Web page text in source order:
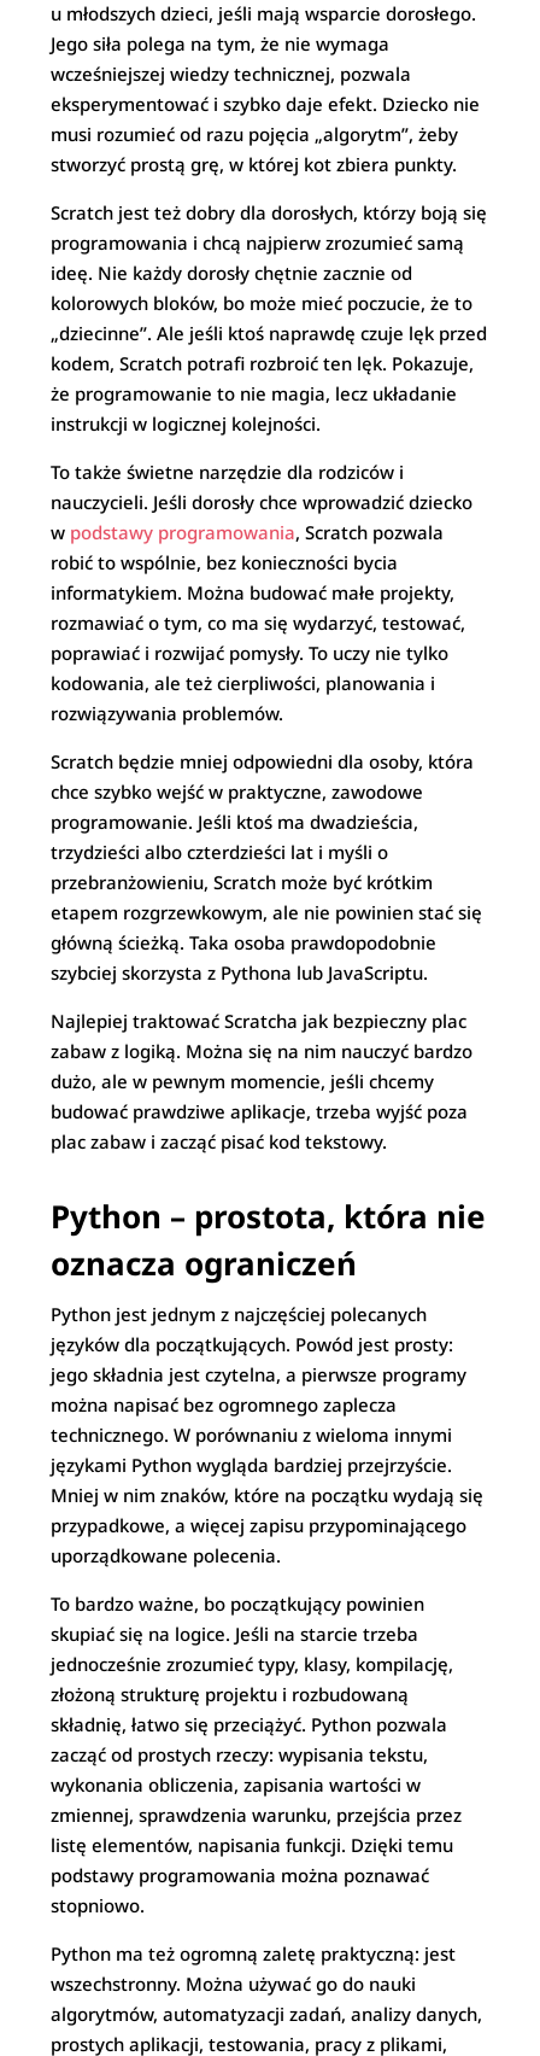
u młodszych dzieci, jeśli mają wsparcie dorosłego.
Jego siła polega na tym, że nie wymaga
wcześniejszej wiedzy technicznej, pozwala
eksperymentować i szybko daje efekt. Dziecko nie
musi rozumieć od razu pojęcia „algorytm”, żeby
stworzyć prostą grę, w której kot zbiera punkty.
Scratch jest też dobry dla dorosłych, którzy boją się
programowania i chcą najpierw zrozumieć samą
ideę. Nie każdy dorosły chętnie zacznie od
kolorowych bloków, bo może mieć poczucie, że to
„dziecinne”. Ale jeśli ktoś naprawdę czuje lęk przed
kodem, Scratch potrafi rozbroić ten lęk. Pokazuje,
że programowanie to nie magia, lecz układanie
instrukcji w logicznej kolejności.
To także świetne narzędzie dla rodziców i
nauczycieli. Jeśli dorosły chce wprowadzić dziecko
w podstawy programowania, Scratch pozwala
robić to wspólnie, bez konieczności bycia
informatykiem. Można budować małe projekty,
rozmawiać o tym, co ma się wydarzyć, testować,
poprawiać i rozwijać pomysły. To uczy nie tylko
kodowania, ale też cierpliwości, planowania i
rozwiązywania problemów.
Scratch będzie mniej odpowiedni dla osoby, która
chce szybko wejść w praktyczne, zawodowe
programowanie. Jeśli ktoś ma dwadzieścia,
trzydzieści albo czterdzieści lat i myśli o
przebranżowieniu, Scratch może być krótkim
etapem rozgrzewkowym, ale nie powinien stać się
główną ścieżką. Taka osoba prawdopodobnie
szybciej skorzysta z Pythona lub JavaScriptu.
Najlepiej traktować Scratcha jak bezpieczny plac
zabaw z logiką. Można się na nim nauczyć bardzo
dużo, ale w pewnym momencie, jeśli chcemy
budować prawdziwe aplikacje, trzeba wyjść poza
plac zabaw i zacząć pisać kod tekstowy.
Python – prostota, która nie
oznacza ograniczeń
Python jest jednym z najczęściej polecanych
języków dla początkujących. Powód jest prosty:
jego składnia jest czytelna, a pierwsze programy
można napisać bez ogromnego zaplecza
technicznego. W porównaniu z wieloma innymi
językami Python wygląda bardziej przejrzyście.
Mniej w nim znaków, które na początku wydają się
przypadkowe, a więcej zapisu przypominającego
uporządkowane polecenia.
To bardzo ważne, bo początkujący powinien
skupiać się na logice. Jeśli na starcie trzeba
jednocześnie zrozumieć typy, klasy, kompilację,
złożoną strukturę projektu i rozbudowaną
składnię, łatwo się przeciążyć. Python pozwala
zacząć od prostych rzeczy: wypisania tekstu,
wykonania obliczenia, zapisania wartości w
zmiennej, sprawdzenia warunku, przejścia przez
listę elementów, napisania funkcji. Dzięki temu
podstawy programowania można poznawać
stopniowo.
Python ma też ogromną zaletę praktyczną: jest
wszechstronny. Można używać go do nauki
algorytmów, automatyzacji zadań, analizy danych,
prostych aplikacji, testowania, pracy z plikami,